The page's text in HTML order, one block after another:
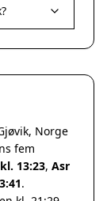
Norge
fem
13:23, Asr
.